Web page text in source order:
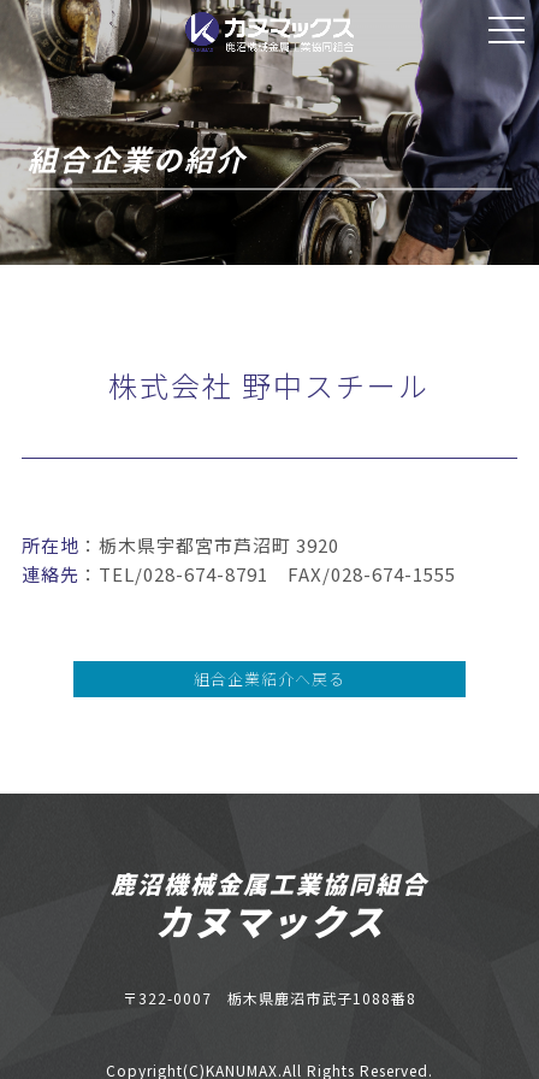
組合企業紹介
お申込みダウンロード
カヌマックスニュース
組合企業の紹介
株式会社 野中スチール
所在地 ：栃木県宇都宮市芦沼町 3920
連絡先 ：TEL/028-674-8791 FAX/028-674-1555
組合企業紹介へ戻る
鹿沼機械金属工業協同組合
カヌマックス
〒322-0007 栃木県鹿沼市武子1088番8
Copyright(C)KANUMAX.All Rights Reserved.